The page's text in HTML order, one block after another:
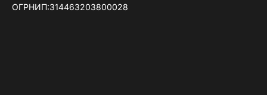
ОГРНИП:314463203800028